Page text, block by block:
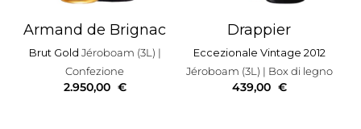
Armand de Brignac
Brut Gold Jéroboam (3L) |
Confezione
2.950,00 €
Drappier
Eccezionale Vintage 2012
Jéroboam (3L) | Box di legno
439,00 €